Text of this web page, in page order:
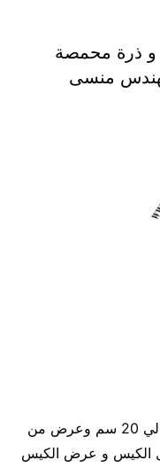
و ذرة محمصة
حجم الكيس طول الكيس من 5 سم الي 20 سم وعرض من
طول الكيس و عرض الكيس